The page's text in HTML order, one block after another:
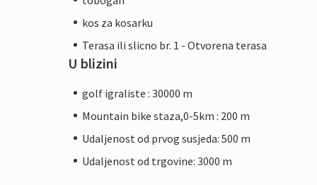
kos za kosarku
Terasa ili slicno br. 1 - Otvorena terasa
U blizini
golf igraliste : 30000 m
Mountain bike staza,0-5km : 200 m
Udaljenost od prvog susjeda: 500 m
Udaljenost od trgovine: 3000 m